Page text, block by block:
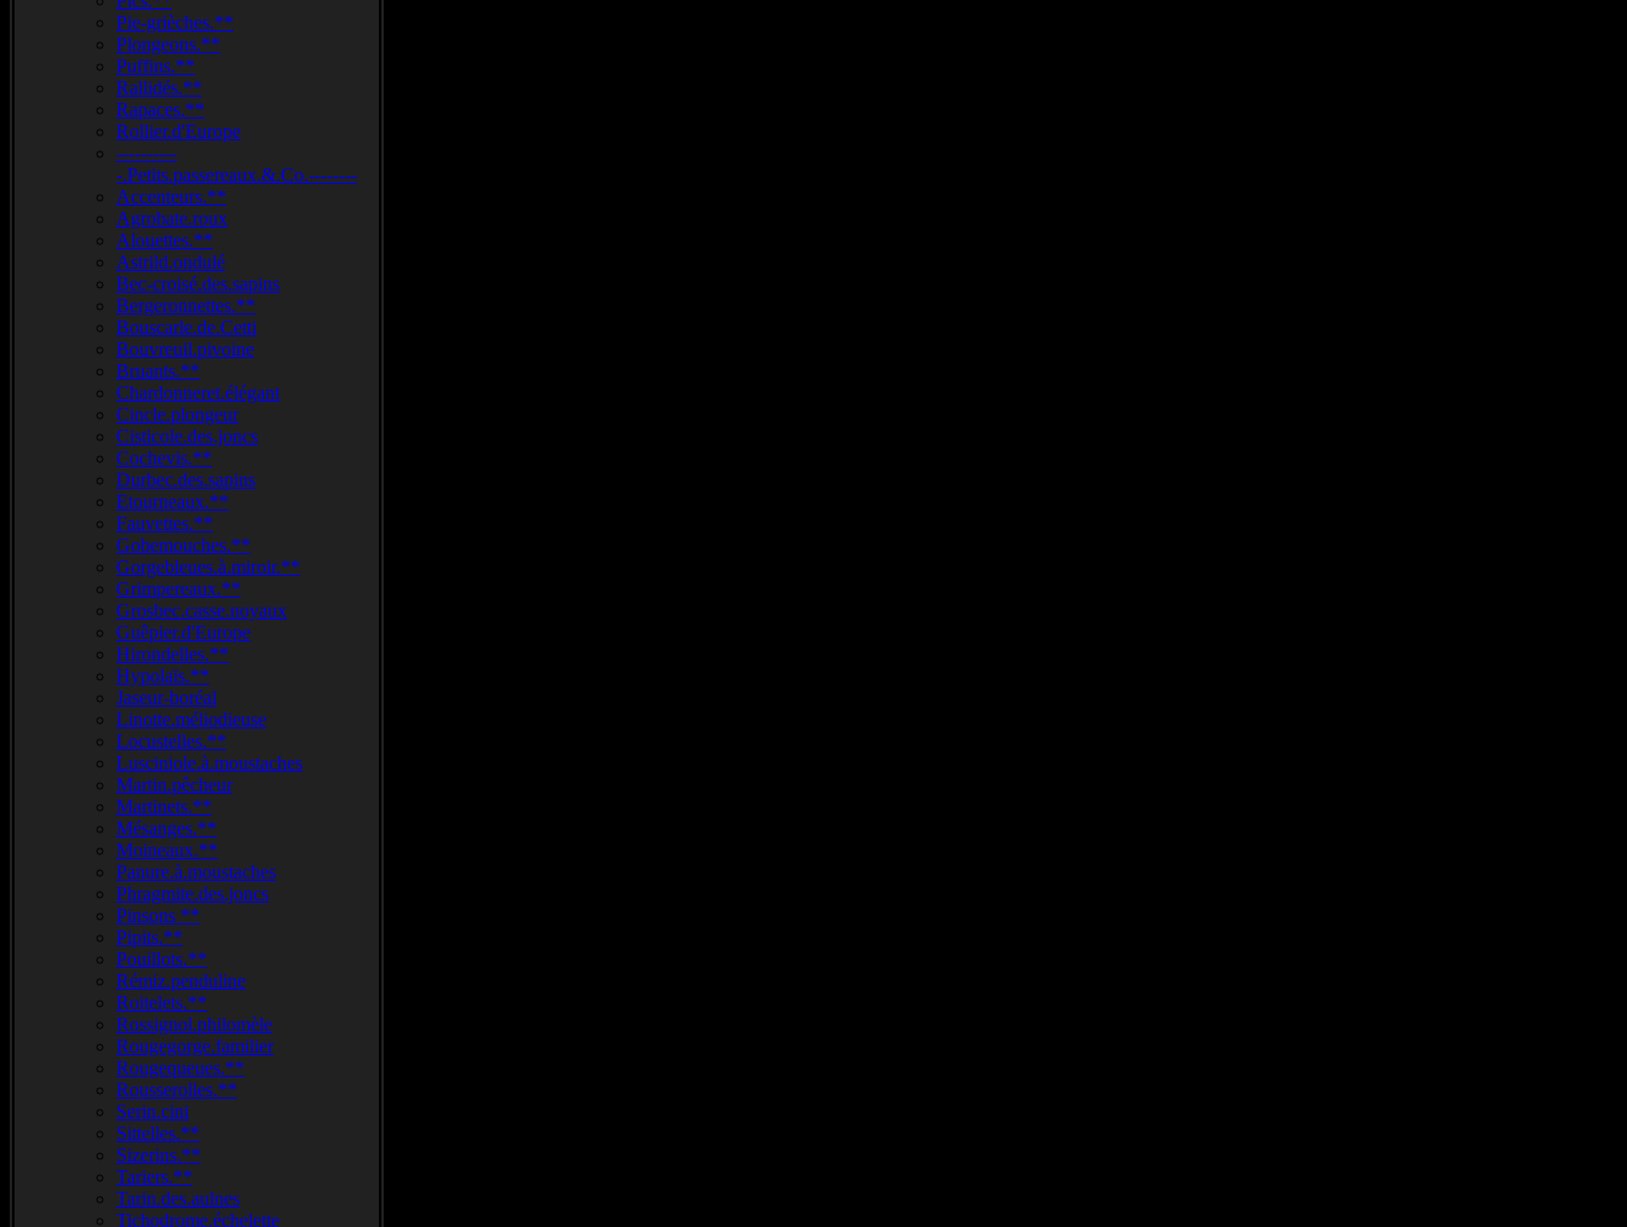
Pie-grièches.**
Plongeons.**
Puffins.**
Rallidés.**
Rapaces.**
Rollier.d'Europe
----------
-.Petits.passereaux.&.Co.--------
Accenteurs.**
Agrobate.roux
Alouettes.**
Astrild.ondulé
Bec-croisé.des.sapins
Bergeronnettes.**
Bouscarle.de.Cetti
Bouvreuil.pivoine
Bruants.**
Chardonneret.élégant
Cincle.plongeur
Cisticole.des.joncs
Cochevis.**
Durbec.des.sapins
Etourneaux.**
Fauvettes.**
Gobemouches.**
Gorgebleues.à.miroir.**
Grimpereaux.**
Grosbec.casse.noyaux
Guêpier.d'Europe
Hirondelles.**
Hypolaïs.**
Jaseur-boréal
Linotte.méliodieuse
Locustelles.**
Lusciniole.à.moustaches
Martin.pêcheur
Martinets.**
Mésanges.**
Moineaux.**
Panure.à.moustaches
Phragmite.des.joncs
Pinsons **
Pipits.**
Pouillots.**
Rémiz.penduline
Roitelets.**
Rossignol.philomèle
Rougegorge.familier
Rougequeues.**
Rousserolles.**
Serin.cini
Sittelles.**
Sizerins.**
Tariers.**
Tarin.des.aulnes
Tichodrome.échelette